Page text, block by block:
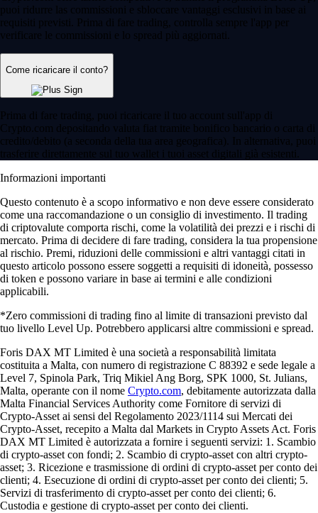
puoi ridurre las commissioni e sbloccare vantaggi esclusivi in base ai
requisiti previsti. Prima di fare trading, controlla sempre l'app per
verificare le commissioni e lo spread più aggiornati.
Come ricaricare il conto?
Prima di fare trading, puoi ricaricare il tuo account sull'app di
Crypto.com depositando valuta fiat tramite bonifico bancario o carta di
credito/debito (a seconda della tua area geografica). In alternativa, puoi
trasferire direttamente sul tuo wallet i tuoi asset digitali già esistenti.
Informazioni importanti
Questo contenuto è a scopo informativo e non deve essere considerato
come una raccomandazione o un consiglio di investimento. Il trading
di criptovalute comporta rischi, come la volatilità dei prezzi e i rischi di
mercato. Prima di decidere di fare trading, considera la tua propensione
al rischio. Premi, riduzioni delle commissioni e altri vantaggi citati in
questo articolo possono essere soggetti a requisiti di idoneità, possesso
di token e possono variare in base ai termini e alle condizioni
applicabili.
*Zero commissioni di trading fino al limite di transazioni previsto dal
tuo livello Level Up. Potrebbero applicarsi altre commissioni e spread.
Foris DAX MT Limited è una società a responsabilità limitata
costituita a Malta, con numero di registrazione C 88392 e sede legale a
Level 7, Spinola Park, Triq Mikiel Ang Borg, SPK 1000, St. Julians,
Malta, operante con il nome Crypto.com, debitamente autorizzata dalla
Malta Financial Services Authority come Fornitore di servizi di
Crypto-Asset ai sensi del Regolamento 2023/1114 sui Mercati dei
Crypto-Asset, recepito a Malta dal Markets in Crypto Assets Act. Foris
DAX MT Limited è autorizzata a fornire i seguenti servizi: 1. Scambio
di crypto-asset con fondi; 2. Scambio di crypto-asset con altri crypto-
asset; 3. Ricezione e trasmissione di ordini di crypto-asset per conto dei
clienti; 4. Esecuzione di ordini di crypto-asset per conto dei clienti; 5.
Servizi di trasferimento di crypto-asset per conto dei clienti; 6.
Custodia e gestione di crypto-asset per conto dei clienti.